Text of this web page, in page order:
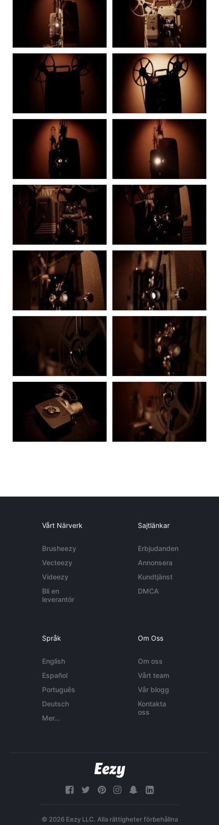
Vårt Närverk
Brusheezy
Vecteezy
Videezy
Bli en
leverantör
Sajtlänkar
Erbjudanden
Annonsera
Kundtjänst
DMCA
Språk
English
Español
Português
Deutsch
Mer...
Om Oss
Om oss
Vårt team
Vår blogg
Kontakta
oss
© 2026 Eezy LLC. Alla rättigheter förbehållna